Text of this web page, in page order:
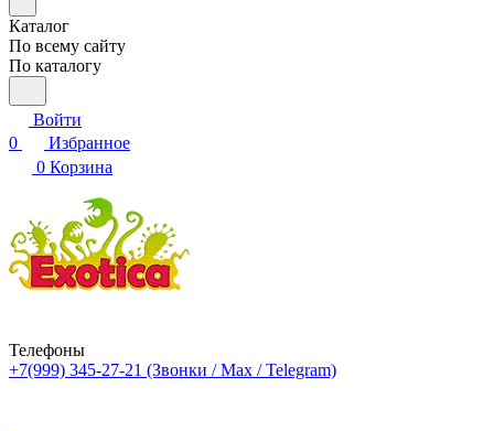
Каталог
По всему сайту
По каталогу
Войти
0
Избранное
0 Корзина
Телефоны
+7(999) 345-27-21 (Звонки / Max / Telegram)